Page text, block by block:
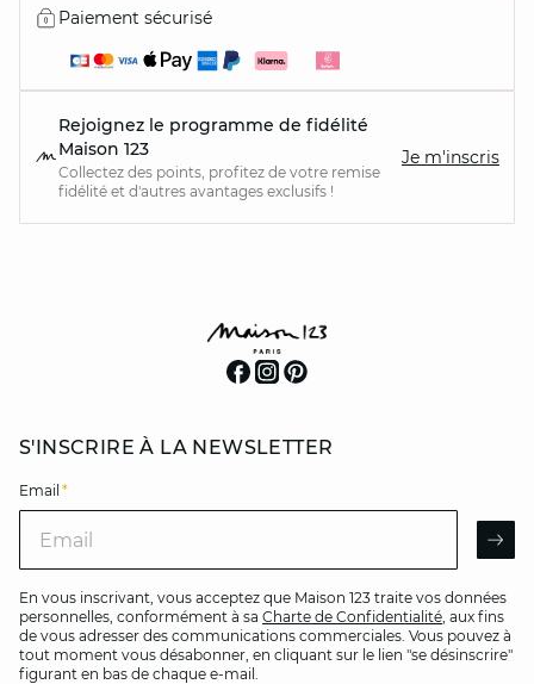
Paiement sécurisé
Rejoignez le programme de fidélité
Maison 123
Collectez des points, profitez de votre remise
fidélité et d'autres avantages exclusifs !
Je m'inscris
S'INSCRIRE À LA NEWSLETTER
Email *
En vous inscrivant, vous acceptez que Maison 123 traite vos données
personnelles, conformément à sa Charte de Confidentialité, aux fins
de vous adresser des communications commerciales. Vous pouvez à
tout moment vous désabonner, en cliquant sur le lien "se désinscrire"
figurant en bas de chaque e-mail.